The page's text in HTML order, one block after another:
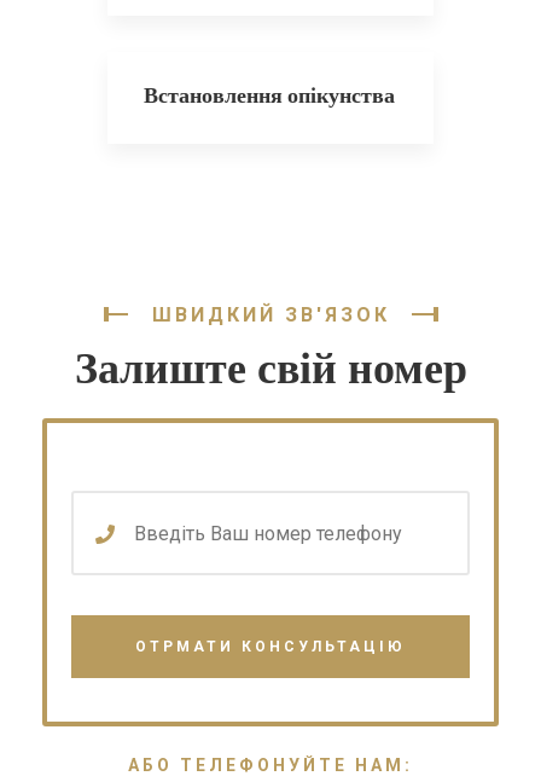
Встановлення опікунства
ШВИДКИЙ ЗВ'ЯЗОК
Залиште свій номер
АБО ТЕЛЕФОНУЙТЕ НАМ: